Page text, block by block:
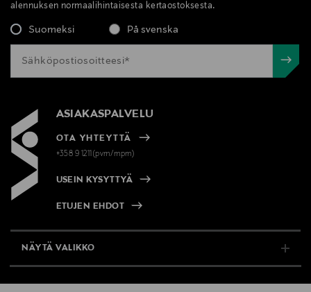
alennuksen normaalihintaisesta kertaostoksesta.
Suomeksi På svenska
ASIAKASPALVELU
OTA YHTEYTTÄ
+358 9 1211(pvm/mpm)
USEIN KYSYTTYÄ
ETUJEN EHDOT
NÄYTÄ VALIKKO